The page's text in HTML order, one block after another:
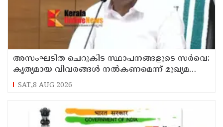
അസംഘടിത ചെറുകിട സ്ഥാപനങ്ങളുടെ സർവെ:
കൃത്യമായ വിവരങ്ങൾ നൽകണമെന്ന് മുഖ്യമന്ത്രി
വി ഡി സതീശൻ
SAT,8 AUG 2026